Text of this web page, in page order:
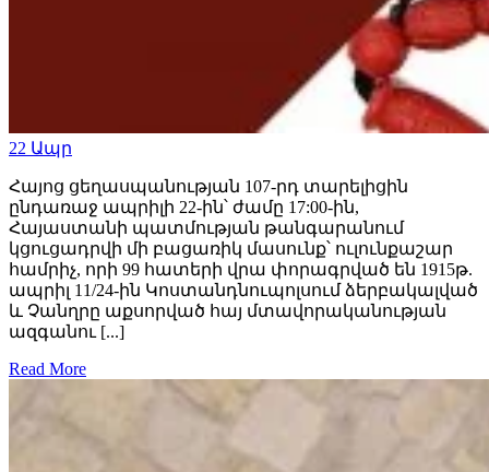
22 Ապր
Հայոց ցեղասպանության 107-րդ տարելիցին
ընդառաջ ապրիլի 22-ին՝ ժամը 17:00-ին,
Հայաստանի պատմության թանգարանում
կցուցադրվի մի բացառիկ մասունք՝ ուլունքաշար
համրիչ, որի 99 հատերի վրա փորագրված են 1915թ.
ապրիլ 11/24-ին Կոստանդնուպոլսում ձերբակալված
և Չանղրը աքսորված հայ մտավորականության
ազգանու [...]
Read More